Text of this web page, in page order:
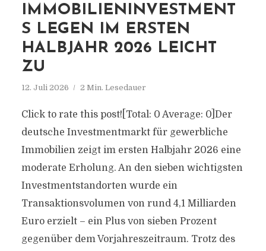
IMMOBILIENINVESTMENT
S LEGEN IM ERSTEN
HALBJAHR 2026 LEICHT
ZU
12. Juli 2026 2 Min. Lesedauer
Click to rate this post![Total: 0 Average: 0]Der
deutsche Investmentmarkt für gewerbliche
Immobilien zeigt im ersten Halbjahr 2026 eine
moderate Erholung. An den sieben wichtigsten
Investmentstandorten wurde ein
Transaktionsvolumen von rund 4,1 Milliarden
Euro erzielt – ein Plus von sieben Prozent
gegenüber dem Vorjahreszeitraum. Trotz des